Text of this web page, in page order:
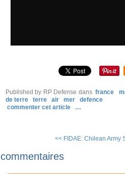
Published by RP Defense dans france
de terre
terre air mer
defence
commenter cet article
…
<< FIDAE: Chilean Army
commentaires